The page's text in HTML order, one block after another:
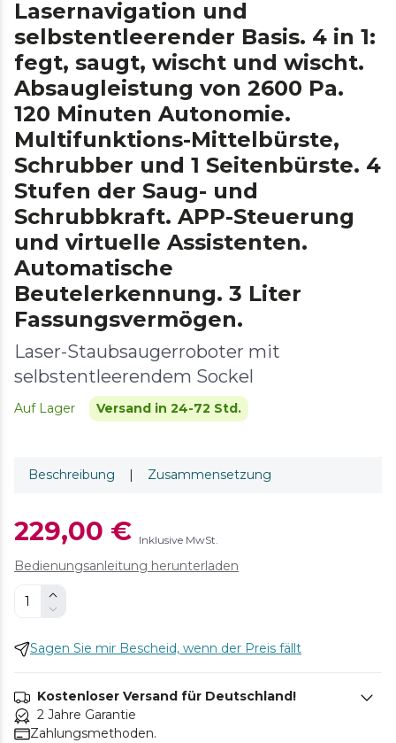
Lasernavigation und
selbstentleerender Basis. 4 in 1:
fegt, saugt, wischt und wischt.
Absaugleistung von 2600 Pa.
120 Minuten Autonomie.
Multifunktions-Mittelbürste,
Schrubber und 1 Seitenbürste. 4
Stufen der Saug- und
Schrubbkraft. APP-Steuerung
und virtuelle Assistenten.
Automatische
Beutelerkennung. 3 Liter
Fassungsvermögen.
Laser-Staubsaugerroboter mit
selbstentleerendem Sockel
Auf Lager Versand in 24-72 Std.
Beschreibung | Zusammensetzung
229,00 € Inklusive MwSt.
Bedienungsanleitung herunterladen
Sagen Sie mir Bescheid, wenn der Preis fällt
Kostenloser Versand für Deutschland!
2 Jahre Garantie
Zahlungsmethoden.